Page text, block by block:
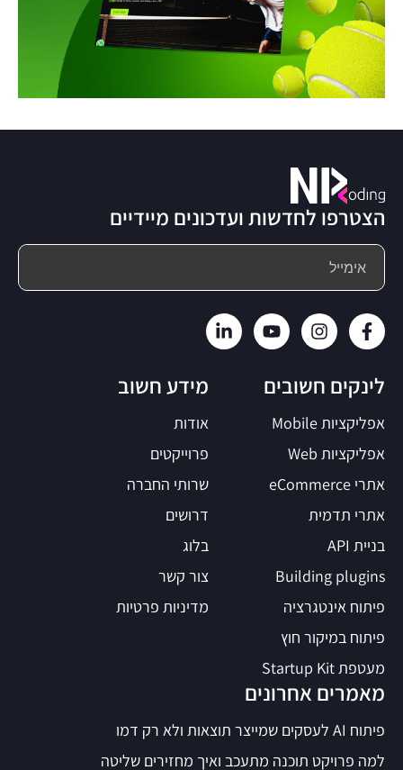
הצטרפו לחדשות ועדכונים מיידיים
מידע חשוב
אודות
פרוייקטים
שרותי החברה
דרושים
בלוג
צור קשר
מדיניות פרטיות
מאמרים אחרונים
פיתוח AI לעסקים שמייצר תוצאות ולא רק דמו
למה פרויקט תוכנה מתעכב ואיך מחזירים שליטה
לינקים חשובים
אפליקציות Mobile
אפליקציות Web
אתרי eCommerce
אתרי תדמית
בניית API
Building plugins
פיתוח אינטגרציה
פיתוח במיקור חוץ
מעטפת Startup Kit